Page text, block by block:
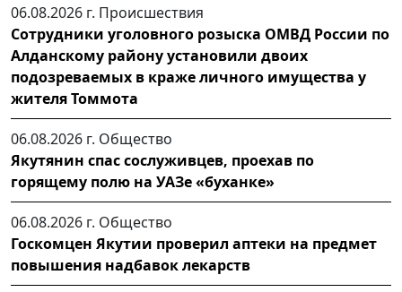
06.08.2026 г. Происшествия
Сотрудники уголовного розыска ОМВД России по
Алданскому району установили двоих
подозреваемых в краже личного имущества у
жителя Томмота
06.08.2026 г. Общество
Якутянин спас сослуживцев, проехав по
горящему полю на УАЗе «буханке»
06.08.2026 г. Общество
Госкомцен Якутии проверил аптеки на предмет
повышения надбавок лекарств